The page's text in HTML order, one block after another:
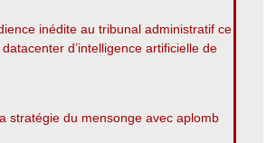
inédite au tribunal administratif ce
d’intelligence artificielle de
stratégie du mensonge avec aplomb